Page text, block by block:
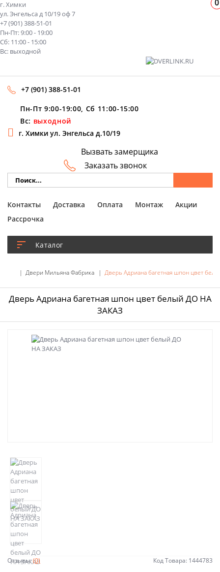
г. Химки
ул. Энгельса д 10/19 оф 7
+7 (901) 388-51-01
Пн-Пт: 9:00 - 19:00
Сб: 11:00 - 15:00
Вс: выходной
+7 (901) 388-51-01
Пн-Пт 9:00-19:00, Сб 11:00-15:00
Вс: выходной
г. Химки ул. Энгельса д.10/19
Каталог
Вызвать замерщика
Заказать звонок
Контакты Доставка Оплата Монтаж
Акции
Рассрочка
Двери Мильяна Фабрика Дверь Адриана багетная шпон цвет
Дверь Адриана багетная шпон цвет белый ДО НА
ЗАКАЗ
Отзывы:(0) Код Товара: 1444783
0